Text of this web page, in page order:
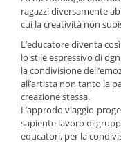
ragazzi diversamente
cui la creatività non
L’educatore diventa
lo stile espressivo di
la condivisione
all’artista non tanto la
creazione stessa.
L’approdo viaggio-
sapiente lavoro di
educatori, per la